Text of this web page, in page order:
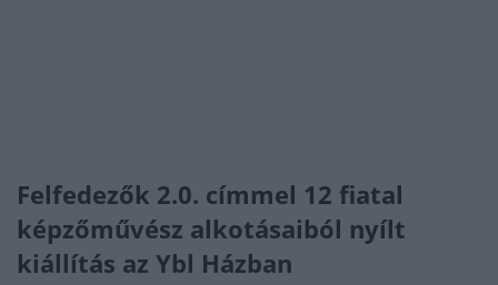
Felfedezők 2.0. címmel 12 fiatal
képzőművész alkotásaiból nyílt
kiállítás az Ybl Házban